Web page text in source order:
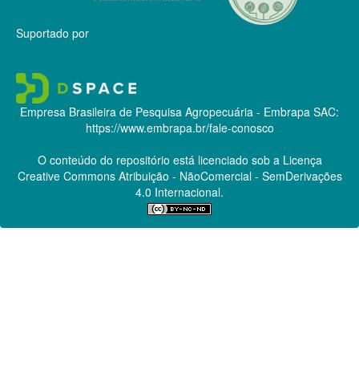
Suportado por
Empresa Brasileira de Pesquisa Agropecuária - Embrapa SAC:
https://www.embrapa.br/fale-conosco
O conteúdo do repositório está licenciado sob a Licença
Creative CommonsAtribuição - NãoComercial - SemDerivações
4.0 Internacional.